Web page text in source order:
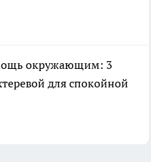
окружающим: 3
для спокойной